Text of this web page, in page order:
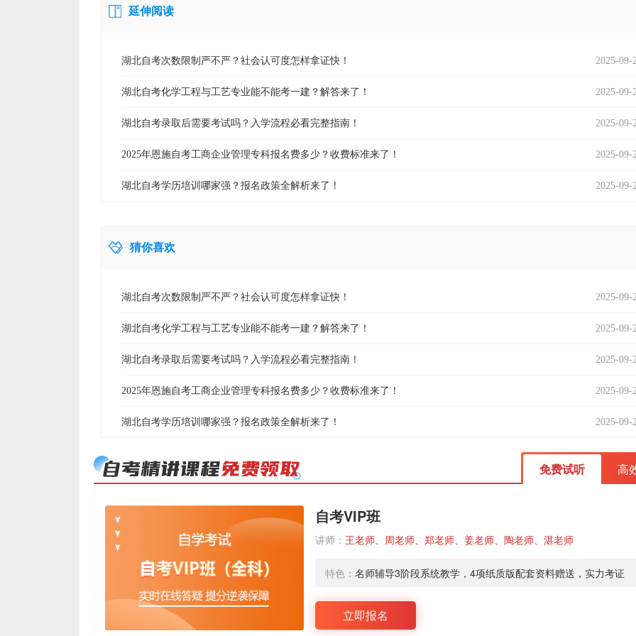
延伸阅读
湖北自考次数限制严不严？社会认可度怎样拿证快！ 2025-09-
湖北自考化学工程与工艺专业能不能考一建？解答来了！ 2025-09-
湖北自考录取后需要考试吗？入学流程必看完整指南！ 2025-09-
2025年恩施自考工商企业管理专科报名费多少？收费标准来了！ 2025-09-
湖北自考学历培训哪家强？报名政策全解析来了！ 2025-09-
猜你喜欢
湖北自考次数限制严不严？社会认可度怎样拿证快！ 2025-09-
湖北自考化学工程与工艺专业能不能考一建？解答来了！ 2025-09-
湖北自考录取后需要考试吗？入学流程必看完整指南！ 2025-09-
2025年恩施自考工商企业管理专科报名费多少？收费标准来了！ 2025-09-
湖北自考学历培训哪家强？报名政策全解析来了！ 2025-09-
免费试听 高
自考VIP班
讲师： 王老师、周老师、郑老师、姜老师、陶老师、湛老师
特色： 名师辅导3阶段系统教学，4项纸质版配套资料赠送，实力考证
立即报名
自考VIP直播班
讲师： 王老师、周老师、郑老师、姜老师、陶老师、湛老师
特色： 名师辅导3阶段系统教学，4项纸质版配套资料赠送，实力考证
立即报名